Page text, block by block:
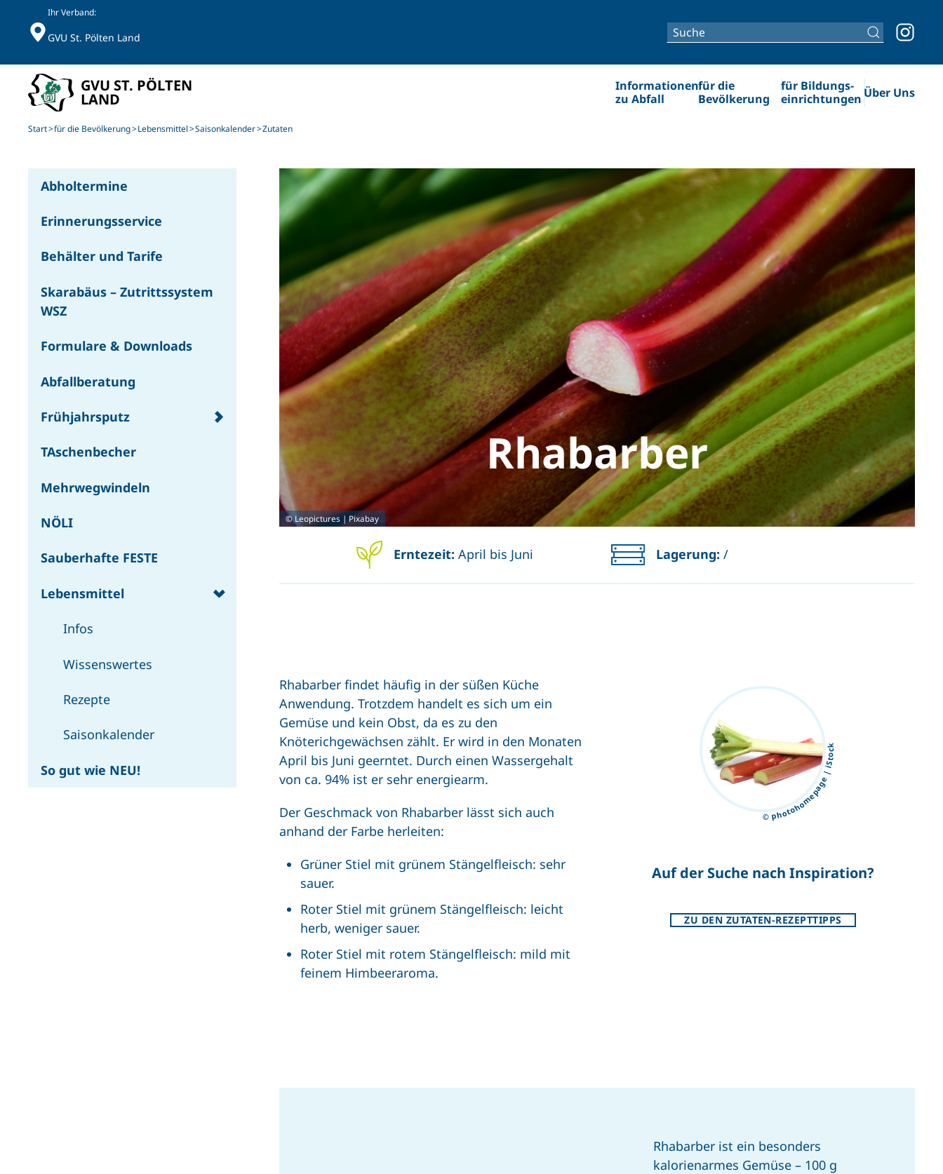
Skip to main content
Ihr Verband:
GVU St. Pölten Land
Informationen
zu Abfall
für die
Bevölkerung
für Bildungs­­
einrichtungen Über Uns
Start für die Bevölkerung Lebensmittel Saisonkalender Zutaten
Abholtermine
Erinnerungsservice
Behälter und Tarife
Skarabäus – Zutrittssystem
WSZ
Formulare & Downloads
Abfallberatung
Frühjahrsputz
TAschenbecher
Mehrwegwindeln
NÖLI
Sauberhafte FESTE
Lebensmittel
Infos
Wissenswertes
Rezepte
Saisonkalender
So gut wie NEU!
© Leopictures | Pixabay
Rhabarber
Erntezeit: April bis Juni Lagerung: /
Rhabarber findet häufig in der süßen Küche
Anwendung. Trotzdem handelt es sich um ein
Gemüse und kein Obst, da es zu den
Knöterichgewächsen zählt. Er wird in den Monaten
April bis Juni geerntet. Durch einen Wassergehalt
von ca. 94% ist er sehr energiearm.
Der Geschmack von Rhabarber lässt sich auch
anhand der Farbe herleiten:
Grüner Stiel mit grünem Stängelfleisch: sehr
sauer.
Roter Stiel mit grünem Stängelfleisch: leicht
herb, weniger sauer.
Roter Stiel mit rotem Stängelfleisch: mild mit
feinem Himbeeraroma.
© photohomepage | iStock
Auf der Suche nach Inspiration?
ZU DEN ZUTATEN-REZEPTTIPPS
Rhabarber ist ein besonders
kalorienarmes Gemüse – 100 g